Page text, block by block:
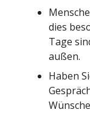
dies
Tage
außen.
Haben